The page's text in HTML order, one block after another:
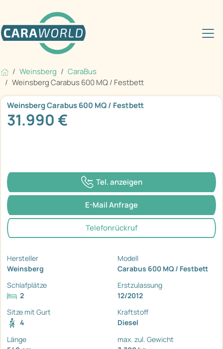
Weinsberg
CaraBus
Weinsberg Carabus 600 MQ / Festbett
Weinsberg Carabus 600 MQ / Festbett
31.990 €
Tel. anzeigen
E-Mail Anfrage
Telefonrückruf
Hersteller
Weinsberg
Modell
Carabus 600 MQ / Festbett
Schlafplätze
2
Erstzulassung
12/2012
Sitze mit Gurt
4
Kraftstoff
Diesel
Länge
max. zul. Gewicht